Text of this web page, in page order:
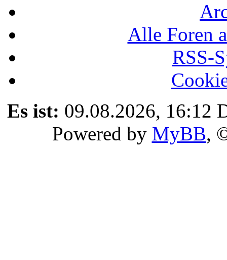
Alle Foren
RSS-
Es ist: 09.08.2026, 16:12
Powered by MyBB,